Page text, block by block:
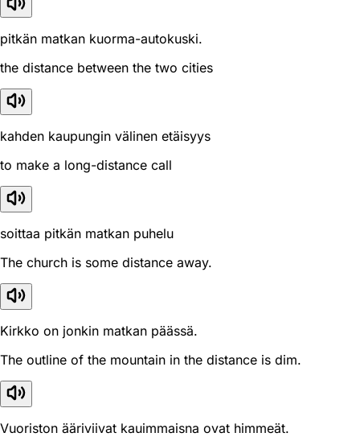
pitkän matkan kuorma-autokuski.
the distance between the two cities
kahden kaupungin välinen etäisyys
to make a long-distance call
soittaa pitkän matkan puhelu
The church is some distance away.
Kirkko on jonkin matkan päässä.
The outline of the mountain in the distance is dim.
Vuoriston ääriviivat kauimmaisna ovat himmeät.